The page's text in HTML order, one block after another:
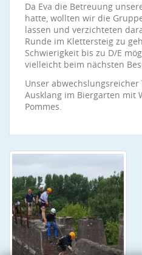
Da Eva die Betreuung
hatte, wollten wir die
lassen und verzichteten
Runde im Klettersteig zu
Schwierigkeit bis zu D/E
vielleicht beim nächsten
Unser
Ausklang im Biergarten mit
Pommes.